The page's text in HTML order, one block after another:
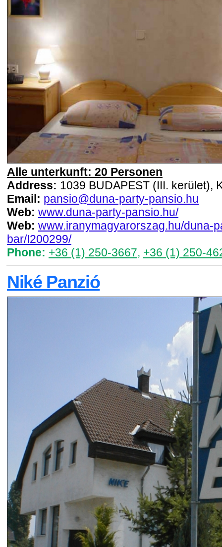
Alle unterkunft: 20 Personen
Address: 1039 BUDAPEST (III. kerület),
Email: pansio@duna-party-pansio.hu
Web: www.duna-party-pansio.hu/
Web: www.iranymagyarorszag.hu/duna-
bar/I200299/
Phone: +36 (1) 250-3667, +36 (1) 250-
Niké Panzió